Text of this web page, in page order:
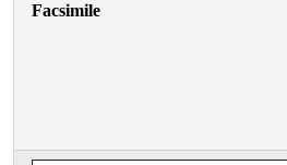
Facsimile